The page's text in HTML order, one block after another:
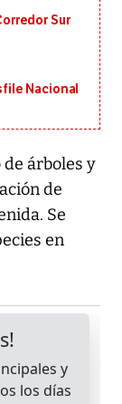
Sur
Nacional
árboles y
de
Se
en